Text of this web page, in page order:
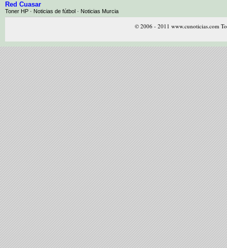
Red Cuasar
Toner HP · Noticias de fútbol · Noticias Murcia
© 2006 - 2011 www.cunoticias.com